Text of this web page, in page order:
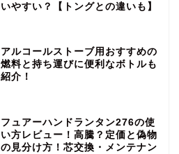
いやすい？【トングとの違いも】
アルコールストーブ用おすすめの
燃料と持ち運びに便利なボトルも
紹介！
フュアーハンドランタン276の使
い方レビュー！高騰？定価と偽物
の見分け方！芯交換・メンテナン